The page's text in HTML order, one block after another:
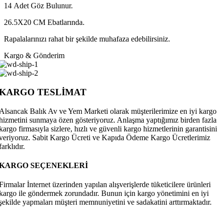
14 Adet Göz Bulunur.
26.5X20 CM Ebatlarında.
Rapalalarınızı rahat bir şekilde muhafaza edebilirsiniz.
Kargo & Gönderim
TESLİMAT
Balık Av ve Yem Marketi olarak müşterilerimize en iyi kargo
sunmaya özen gösteriyoruz. Anlaşma yaptığımız birden fazla
firmasıyla sizlere, hızlı ve güvenli kargo hizmetlerinin garantisini
Sabit Kargo Ücreti ve Kapıda Ödeme Kargo Ücretlerimiz
SEÇENEKLERİ
İnternet üzerinden yapılan alışverişlerde tüketicilere ürünleri
ile göndermek zorundadır. Bunun için kargo yönetimini en iyi
yapmaları müşteri memnuniyetini ve sadakatini arttırmaktadır.